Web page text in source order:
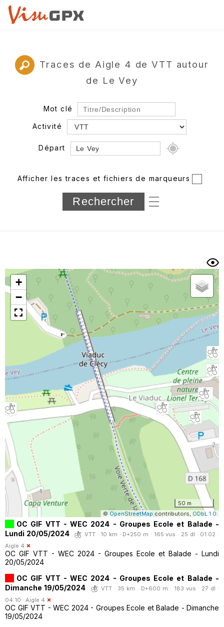
Traces de Aigle 4 de VTT autour
de Le Vey
Mot clé
Activité
Départ
Département
Longueur min/max
Trier par
Horodatage Photos
Afficher les traces et fichiers de marqueurs
+
−
50 m
© OpenStreetMap contributors, ODbL 1.0
OC GIF VTT - WEC 2024 - Groupes Ecole et Balade -
Lundi 20/05/2024
VTT · 10 km · D+250 m · 165 vus · 25 dl · 01:02 ·
Aigle 4
OC GIF VTT - WEC 2024 - Groupes Ecole et Balade - Lundi
20/05/2024
OC GIF VTT - WEC 2024 - Groupes Ecole et Balade -
Dimanche 19/05/2024
VTT · 35 km · D+600 m · 183 vus · 27 dl ·
04:10 · Aigle 4
OC GIF VTT - WEC 2024 - Groupes Ecole et Balade - Dimanche
19/05/2024